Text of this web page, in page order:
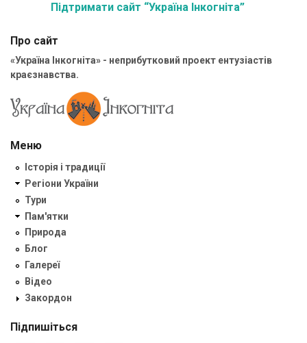
Підтримати сайт “Україна Інкогніта”
Про сайт
«Україна Інкогніта» - неприбутковий проект ентузіастів
краєзнавства.
Меню
Історія і традиції
Регіони України
Тури
Пам'ятки
Природа
Блог
Галереї
Відео
Закордон
Підпишіться